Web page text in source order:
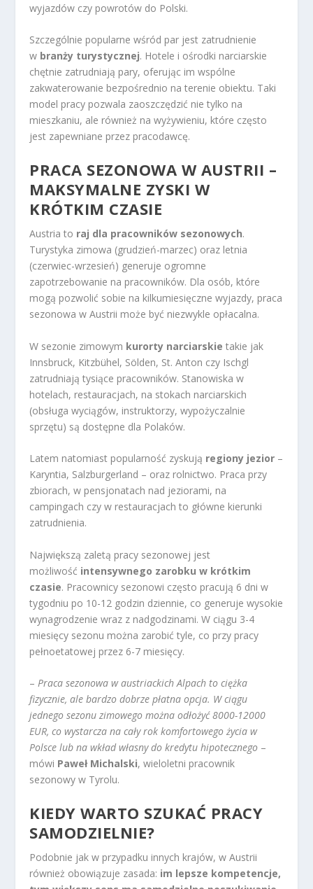
wyjazdów czy powrotów do Polski.
Szczególnie popularne wśród par jest zatrudnienie
w branży turystycznej. Hotele i ośrodki narciarskie
chętnie zatrudniają pary, oferując im wspólne
zakwaterowanie bezpośrednio na terenie obiektu. Taki
model pracy pozwala zaoszczędzić nie tylko na
mieszkaniu, ale również na wyżywieniu, które często
jest zapewniane przez pracodawcę.
PRACA SEZONOWA W AUSTRII –
MAKSYMALNE ZYSKI W
KRÓTKIM CZASIE
Austria to raj dla pracowników sezonowych.
Turystyka zimowa (grudzień-marzec) oraz letnia
(czerwiec-wrzesień) generuje ogromne
zapotrzebowanie na pracowników. Dla osób, które
mogą pozwolić sobie na kilkumiesięczne wyjazdy, praca
sezonowa w Austrii może być niezwykle opłacalna.
W sezonie zimowym kurorty narciarskie takie jak
Innsbruck, Kitzbühel, Sölden, St. Anton czy Ischgl
zatrudniają tysiące pracowników. Stanowiska w
hotelach, restauracjach, na stokach narciarskich
(obsługa wyciągów, instruktorzy, wypożyczalnie
sprzętu) są dostępne dla Polaków.
Latem natomiast popularność zyskują regiony jezior –
Karyntia, Salzburgerland – oraz rolnictwo. Praca przy
zbiorach, w pensjonatach nad jeziorami, na
campingach czy w restauracjach to główne kierunki
zatrudnienia.
Największą zaletą pracy sezonowej jest
możliwość intensywnego zarobku w krótkim
czasie. Pracownicy sezonowi często pracują 6 dni w
tygodniu po 10-12 godzin dziennie, co generuje wysokie
wynagrodzenie wraz z nadgodzinami. W ciągu 3-4
miesięcy sezonu można zarobić tyle, co przy pracy
pełnoetatowej przez 6-7 miesięcy.
–Praca sezonowa w austriackich Alpach to ciężka
fizycznie, ale bardzo dobrze płatna opcja. W ciągu
jednego sezonu zimowego można odłożyć 8000-12000
EUR, co wystarcza na cały rok komfortowego życia w
Polsce lub na wkład własny do kredytu hipotecznego –
mówi Paweł Michalski, wieloletni pracownik
sezonowy w Tyrolu.
KIEDY WARTO SZUKAĆ PRACY
SAMODZIELNIE?
Podobnie jak w przypadku innych krajów, w Austrii
również obowiązuje zasada: im lepsze kompetencje,